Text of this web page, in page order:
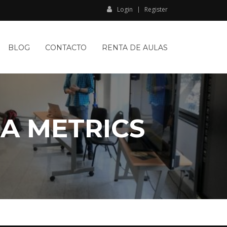
Login Register
BLOG CONTACTO RENTA DE AULAS
METRICS